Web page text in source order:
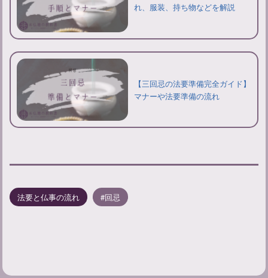
れ、服装、持ち物などを解説
【三回忌の法要準備完全ガイド】
マナーや法要準備の流れ
法要と仏事の流れ 回忌